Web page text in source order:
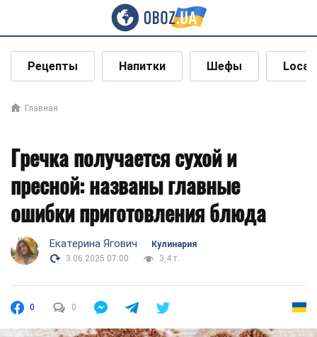
Рецепты Напитки Шефы Local
Главная
Гречка получается сухой и
пресной: названы главные
ошибки приготовления блюда
Екатерина Ягович
Кулинария
3.06.2025 07:00
3,4 т.
0 0